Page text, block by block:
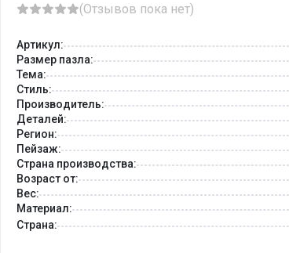
(Отзывов пока нет)
Артикул:
Размер пазла:
Тема:
Стиль:
Производитель:
Деталей:
Регион:
Пейзаж:
Страна производства:
Возраст от:
Вес:
Материал:
Страна: